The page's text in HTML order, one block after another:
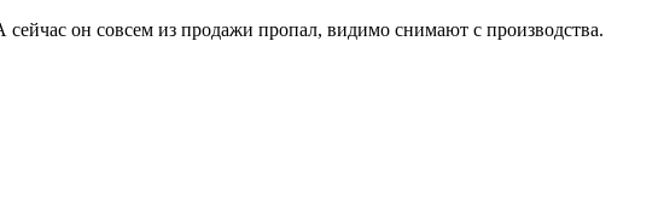
он совсем из продажи пропал, видимо снимают с производства.